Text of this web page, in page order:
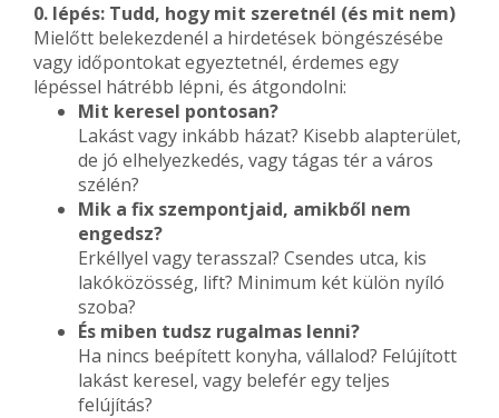
0. lépés: Tudd, hogy mit szeretnél (és mit nem)
Mielőtt belekezdenél a hirdetések böngészésébe
vagy időpontokat egyeztetnél, érdemes egy
lépéssel hátrébb lépni, és átgondolni:
Mit keresel pontosan?
Lakást vagy inkább házat? Kisebb alapterület,
de jó elhelyezkedés, vagy tágas tér a város
szélén?
Mik a fix szempontjaid, amikből nem
engedsz?
Erkéllyel vagy terasszal? Csendes utca, kis
lakóközösség, lift? Minimum két külön nyíló
szoba?
És miben tudsz rugalmas lenni?
Ha nincs beépített konyha, vállalod? Felújított
lakást keresel, vagy belefér egy teljes
felújítás?